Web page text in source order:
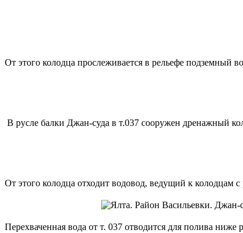
От этого колодца прослеживается в рельефе подземный
В русле балки Джан-суда в т.037 сооружен дренажный
От этого колодца отходит водовод, ведущий к колодцам
Перехваченная вода от т. 037 отводится для полива